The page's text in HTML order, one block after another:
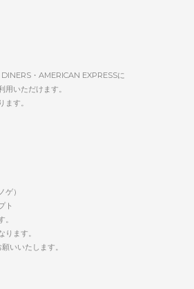
・AMERICAN EXPRESSに
いただけます。
ます。
ゲ）
ト
ります。
いいたします。